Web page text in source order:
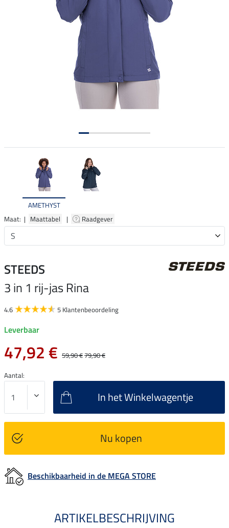
AMETHYST
Maat: | Maattabel | Raadgever
STEEDS
3 in 1 rij-jas Rina
4.6 5 Klantenbeoordeling
Leverbaar
47,92 € 59,90 €79,90 €
Aantal:
In het Winkelwagentje
Nu kopen
Beschikbaarheid in de MEGA STORE
ARTIKELBESCHRIJVING